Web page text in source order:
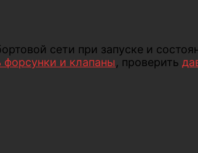
сети при запуске и
и клапаны, проверить